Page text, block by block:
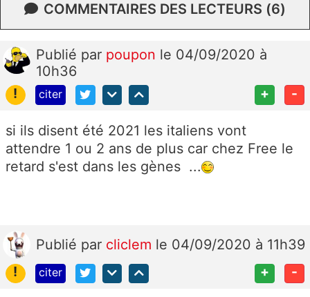
COMMENTAIRES DES LECTEURS (6)
Publié par poupon le 04/09/2020 à
10h36
!
citer + -
si ils disent été 2021 les italiens vont
attendre 1 ou 2 ans de plus car chez Free le
retard s'est dans les gènes ...
Publié par cliclem le 04/09/2020 à 11h39
!
citer + -